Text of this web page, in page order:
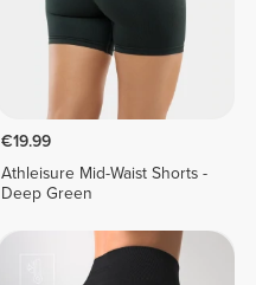
€19.99
Athleisure Mid-Waist Shorts -
Deep Green